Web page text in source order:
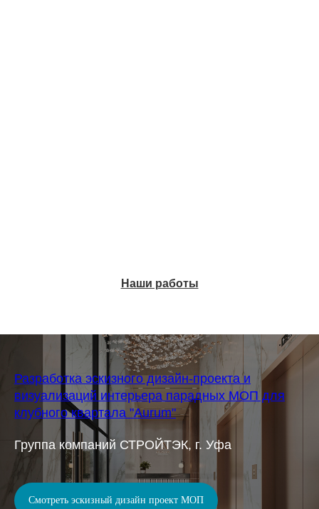
Наши работы
Разработка эскизного дизайн-проекта и
визуализаций интерьера парадных МОП для
клубного квартала "Aurum"
Группа компаний СТРОЙТЭК, г. Уфа
Смотреть эскизный дизайн проект МОП